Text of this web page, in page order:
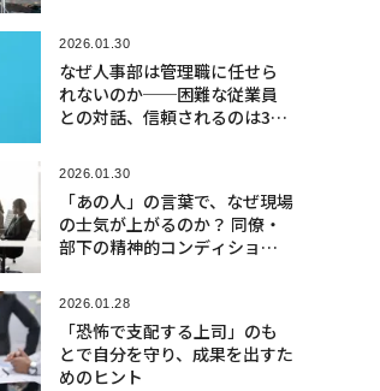
2026.01.30
なぜ人事部は管理職に任せら
れないのか──困難な従業員
との対話、信頼されるのは3人
2026.01.30
「あの人」の言葉で、なぜ現場
の士気が上がるのか？ 同僚・
部下の精神的コンディション
2026.01.28
「恐怖で支配する上司」のも
とで自分を守り、成果を出すた
めのヒント